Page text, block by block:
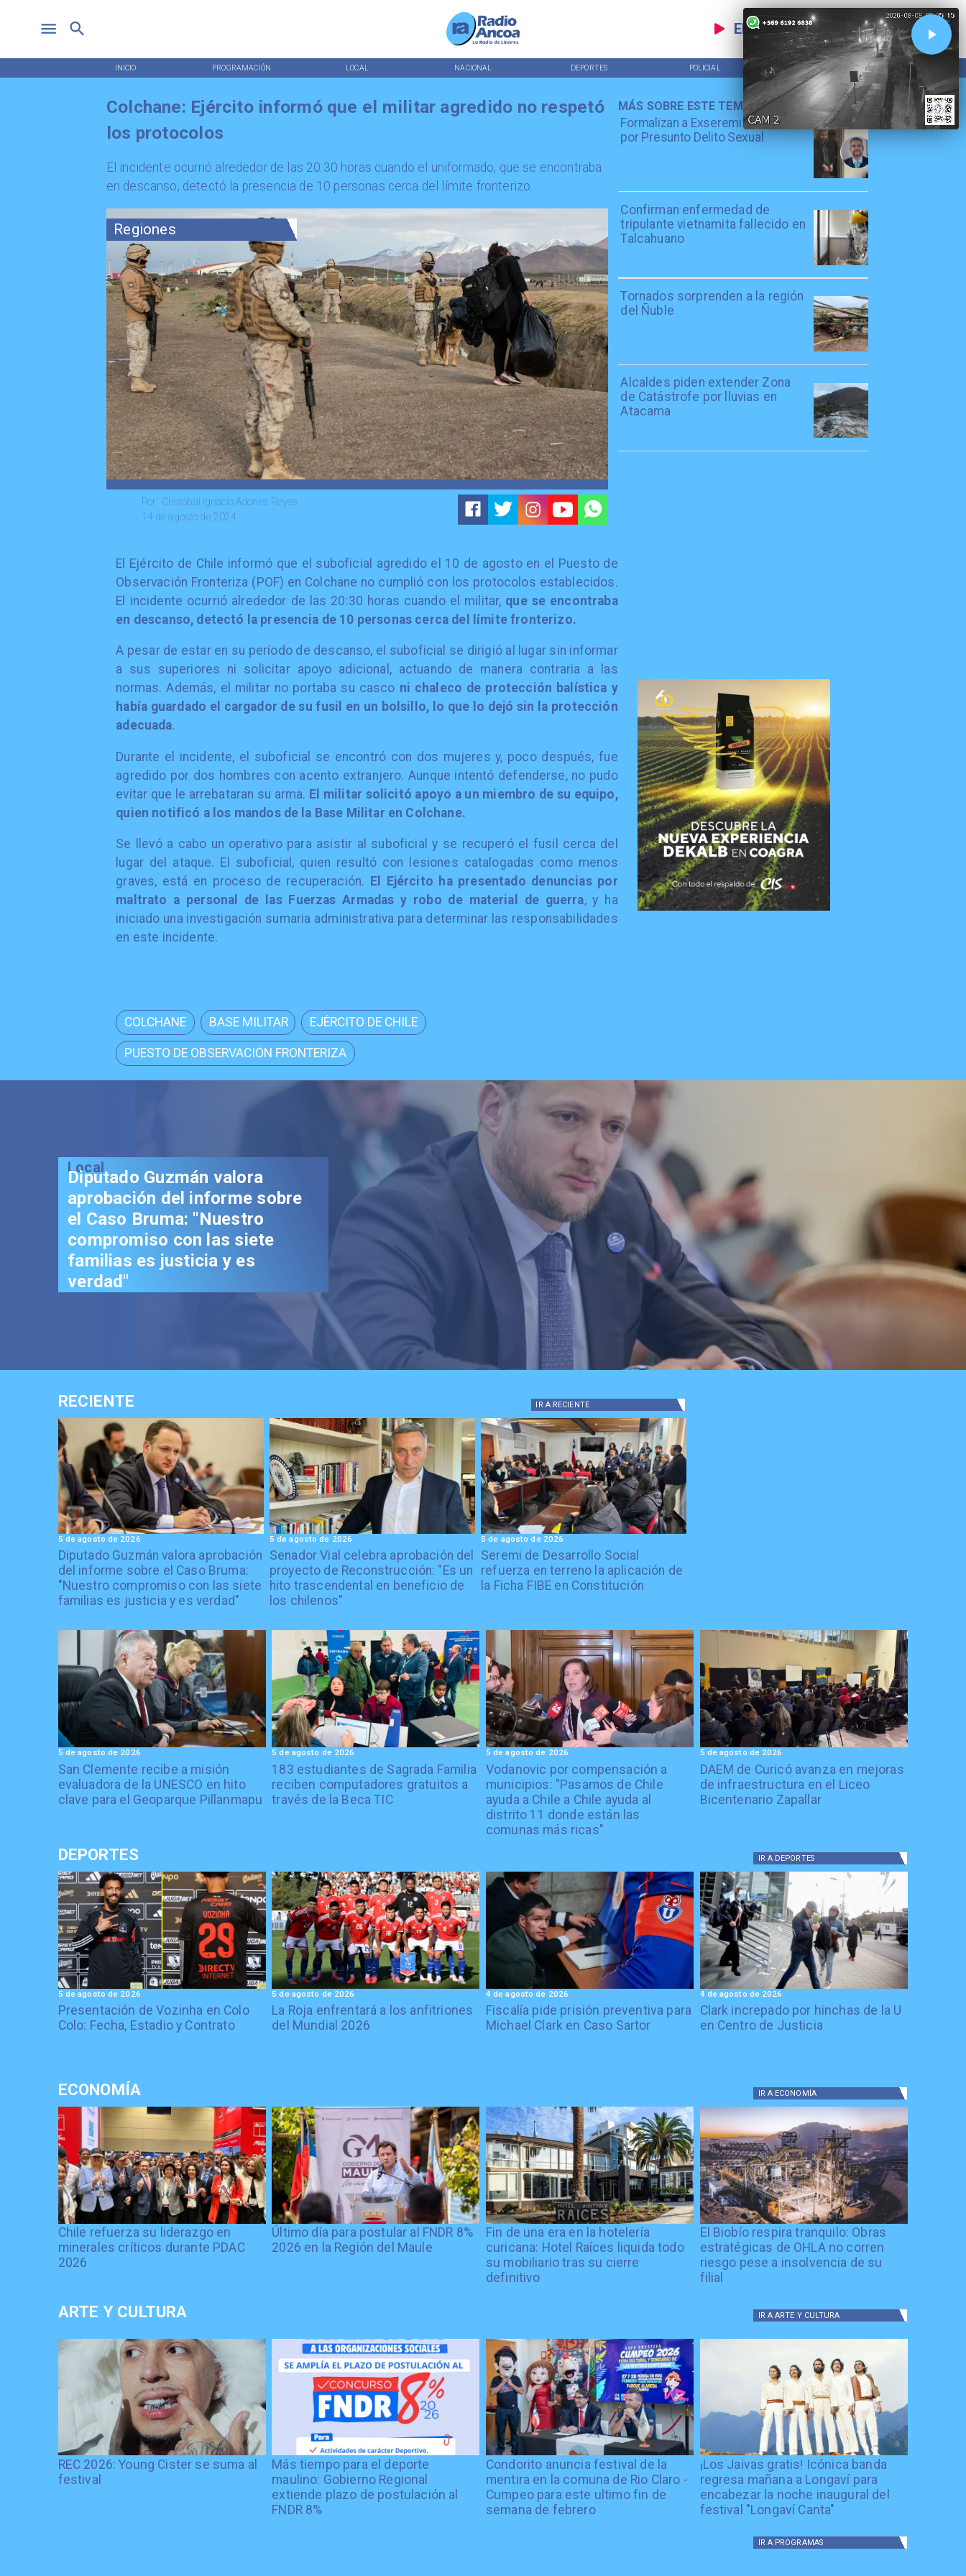
EN VIVO
INICIO PROGRAMACIÓN LOCAL NACIONAL DEPORTES POLICIAL TENDENCIAS
Regiones
Cristóbal Ignacio Adones Reyes
Por
14 de agosto de 2024
Formalizan a Exseremi de Salud
por Presunto Delito Sexual
Confirman enfermedad de
tripulante vietnamita fallecido en
Talcahuano
Tornados sorprenden a la región
del Ñuble
Alcaldes piden extender Zona
de Catástrofe por lluvias en
Atacama
MÁS SOBRE ESTE TEMA
Colchane: Ejército informó que el militar agredido no respetó
los protocolos
​El incidente ocurrió alrededor de las 20:30 horas cuando el uniformado, que se encontraba
en descanso, detectó la presencia de 10 personas cerca del límite fronterizo.
El Ejército de Chile informó que el suboficial agredido el 10 de agosto en el Puesto de
Observación Fronteriza (POF) en Colchane no cumplió con los protocolos establecidos.
El incidente ocurrió alrededor de las 20:30 horas cuando el militar, que se encontraba
en descanso, detectó la presencia de 10 personas cerca del límite fronterizo.
A pesar de estar en su período de descanso, el suboficial se dirigió al lugar sin informar
a sus superiores ni solicitar apoyo adicional, actuando de manera contraria a las
normas. Además, el militar no portaba su casco ni chaleco de protección balística y
había guardado el cargador de su fusil en un bolsillo, lo que lo dejó sin la protección
adecuada.
Durante el incidente, el suboficial se encontró con dos mujeres y, poco después, fue
agredido por dos hombres con acento extranjero. Aunque intentó defenderse, no pudo
evitar que le arrebataran su arma. El militar solicitó apoyo a un miembro de su equipo,
quien notificó a los mandos de la Base Militar en Colchane.
Se llevó a cabo un operativo para asistir al suboficial y se recuperó el fusil cerca del
lugar del ataque. El suboficial, quien resultó con lesiones catalogadas como menos
graves, está en proceso de recuperación. El Ejército ha presentado denuncias por
maltrato a personal de las Fuerzas Armadas y robo de material de guerra, y ha
iniciado una investigación sumaria administrativa para determinar las responsabilidades
en este incidente.
COLCHANE BASE MILITAR EJÉRCITO DE CHILE
PUESTO DE OBSERVACIÓN FRONTERIZA
Local
Senador Vial celebra
aprobación del proyecto de
Reconstrucción: "Es un hito
trascendental en beneficio de
los chilenos"
RECIENTE IR A RECIENTE
Diputado Guzmán valora aprobación
del informe sobre el Caso Bruma:
"Nuestro compromiso con las siete
familias es justicia y es verdad"
5 de agosto de 2026
Senador Vial celebra aprobación del
proyecto de Reconstrucción: "Es un
hito trascendental en beneficio de
los chilenos"
5 de agosto de 2026
Seremi de Desarrollo Social
refuerza en terreno la aplicación de
la Ficha FIBE en Constitución
5 de agosto de 2026
San Clemente recibe a misión
evaluadora de la UNESCO en hito
clave para el Geoparque Pillanmapu
5 de agosto de 2026
183 estudiantes de Sagrada Familia
reciben computadores gratuitos a
través de la Beca TIC
5 de agosto de 2026
Vodanovic por compensación a
municipios: "Pasamos de Chile
ayuda a Chile a Chile ayuda al
distrito 11 donde están las
comunas más ricas"
5 de agosto de 2026
DAEM de Curicó avanza en mejoras
de infraestructura en el Liceo
Bicentenario Zapallar
5 de agosto de 2026
DEPORTES IR A DEPORTES
Presentación de Vozinha en Colo
Colo: Fecha, Estadio y Contrato
5 de agosto de 2026
La Roja enfrentará a los anfitriones
del Mundial 2026
5 de agosto de 2026
Fiscalía pide prisión preventiva para
Michael Clark en Caso Sartor
4 de agosto de 2026
Clark increpado por hinchas de la U
en Centro de Justicia
4 de agosto de 2026
ECONOMÍA IR A ECONOMÍA
Chile refuerza su liderazgo en
minerales críticos durante PDAC
2026
Último día para postular al FNDR 8%
2026 en la Región del Maule
Fin de una era en la hotelería
curicana: Hotel Raíces liquida todo
su mobiliario tras su cierre
definitivo
El Biobío respira tranquilo: Obras
estratégicas de OHLA no corren
riesgo pese a insolvencia de su
filial
ARTE Y CULTURA IR A ARTE Y CULTURA
REC 2026: Young Cister se suma al
festival
Más tiempo para el deporte
maulino: Gobierno Regional
extiende plazo de postulación al
FNDR 8%
Condorito anuncia festival de la
mentira en la comuna de Rio Claro -
Cumpeo para este ultimo fin de
semana de febrero
¡Los Jaivas gratis! Icónica banda
regresa mañana a Longaví para
encabezar la noche inaugural del
festival "Longaví Canta"
IR A PROGRAMAS